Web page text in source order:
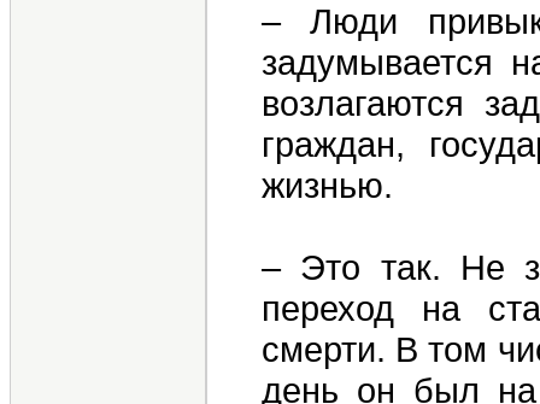
– Люди
задумывается
возлагаются
граждан,
жизнью.
– Это так. Не
переход на
смерти. В том
день он был на